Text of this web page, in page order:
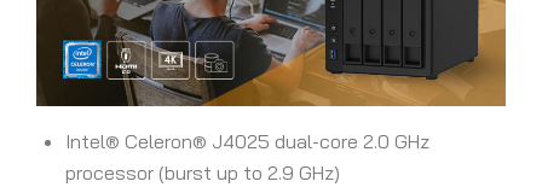
Intel® Celeron® J4025 dual-core 2.0 GHz
processor (burst up to 2.9 GHz)